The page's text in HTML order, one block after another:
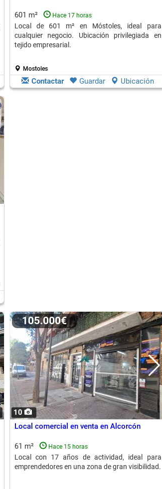
601 m² Hace 17 horas
Local de 601 m² en Móstoles, ideal para
cualquier negocio. Ubicación privilegiada en
tejido empresarial.
Mostoles
Contactar Guardar Ubicación
10
105.000€
Local comercial en venta en Alcorcón
61 m² Hace 15 horas
Local con 17 años de actividad, ideal para
emprendedores en una zona de gran visibilidad.